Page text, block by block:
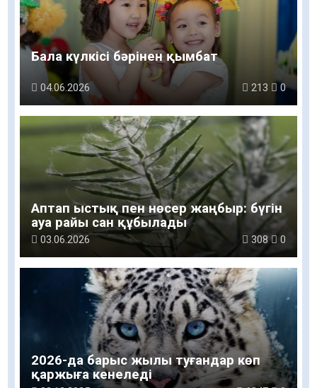
Бала күлкісі бәрінен қымбат
04.06.2026 213 0
Аптап ыстық пен нөсер жаңбыр: бүгін
ауа райы сан құбылады
03.06.2026 308 0
2026-да барыс жылы туғандар көп
қаржыға кенеледі